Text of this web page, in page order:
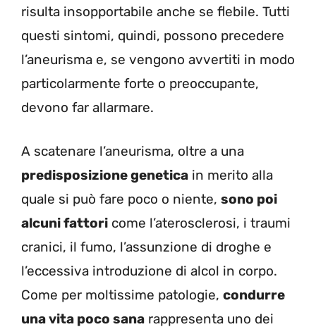
risulta insopportabile anche se flebile. Tutti
questi sintomi, quindi, possono precedere
l’aneurisma e, se vengono avvertiti in modo
particolarmente forte o preoccupante,
devono far allarmare.
A scatenare l’aneurisma, oltre a una
predisposizione genetica in merito alla
quale si può fare poco o niente, sono poi
alcuni fattori come l’aterosclerosi, i traumi
cranici, il fumo, l’assunzione di droghe e
l’eccessiva introduzione di alcol in corpo.
Come per moltissime patologie, condurre
una vita poco sana rappresenta uno dei